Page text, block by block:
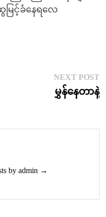
ြင့်ခံနေရလေ
NEXT POST
မွှန်နေတာနဲ့
by admin →